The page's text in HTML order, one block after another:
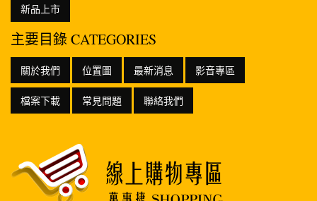
新品上市
主要目錄 CATEGORIES
關於我們 位置圖 最新消息 影音專區
檔案下載 常見問題 聯絡我們